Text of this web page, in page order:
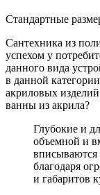
Стандартные
Сантехника из
успехом у
данного вида
в данной
акриловых
ванны из акрила?
Глубокие и
объемной и
благодаря
и габаритов